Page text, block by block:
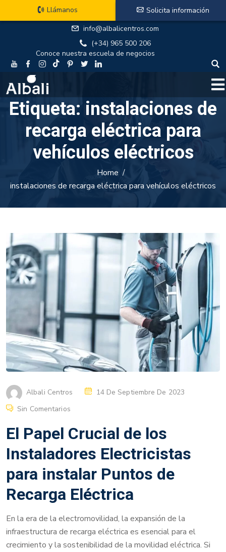
info@albalicentros.com
(+34) 965 500 206
Conoce nuestra escuela de negocios
Llámanos Solicita información
Etiqueta: instalaciones de
recarga eléctrica para
vehículos eléctricos
Home
instalaciones de recarga eléctrica para vehículos eléctricos
Albali Centros
14 De Septiembre De 2023
Sin Comentarios
El Papel Crucial de los
Instaladores Electricistas
para instalar Puntos de
Recarga Eléctrica
En la era de la electromovilidad, la expansión de la
infraestructura de recarga eléctrica es esencial para el
crecimiento y la sostenibilidad de la movilidad eléctrica. Si